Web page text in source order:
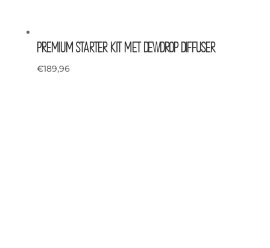
Premium Starter Kit met Dewdrop diffuser
€189,96